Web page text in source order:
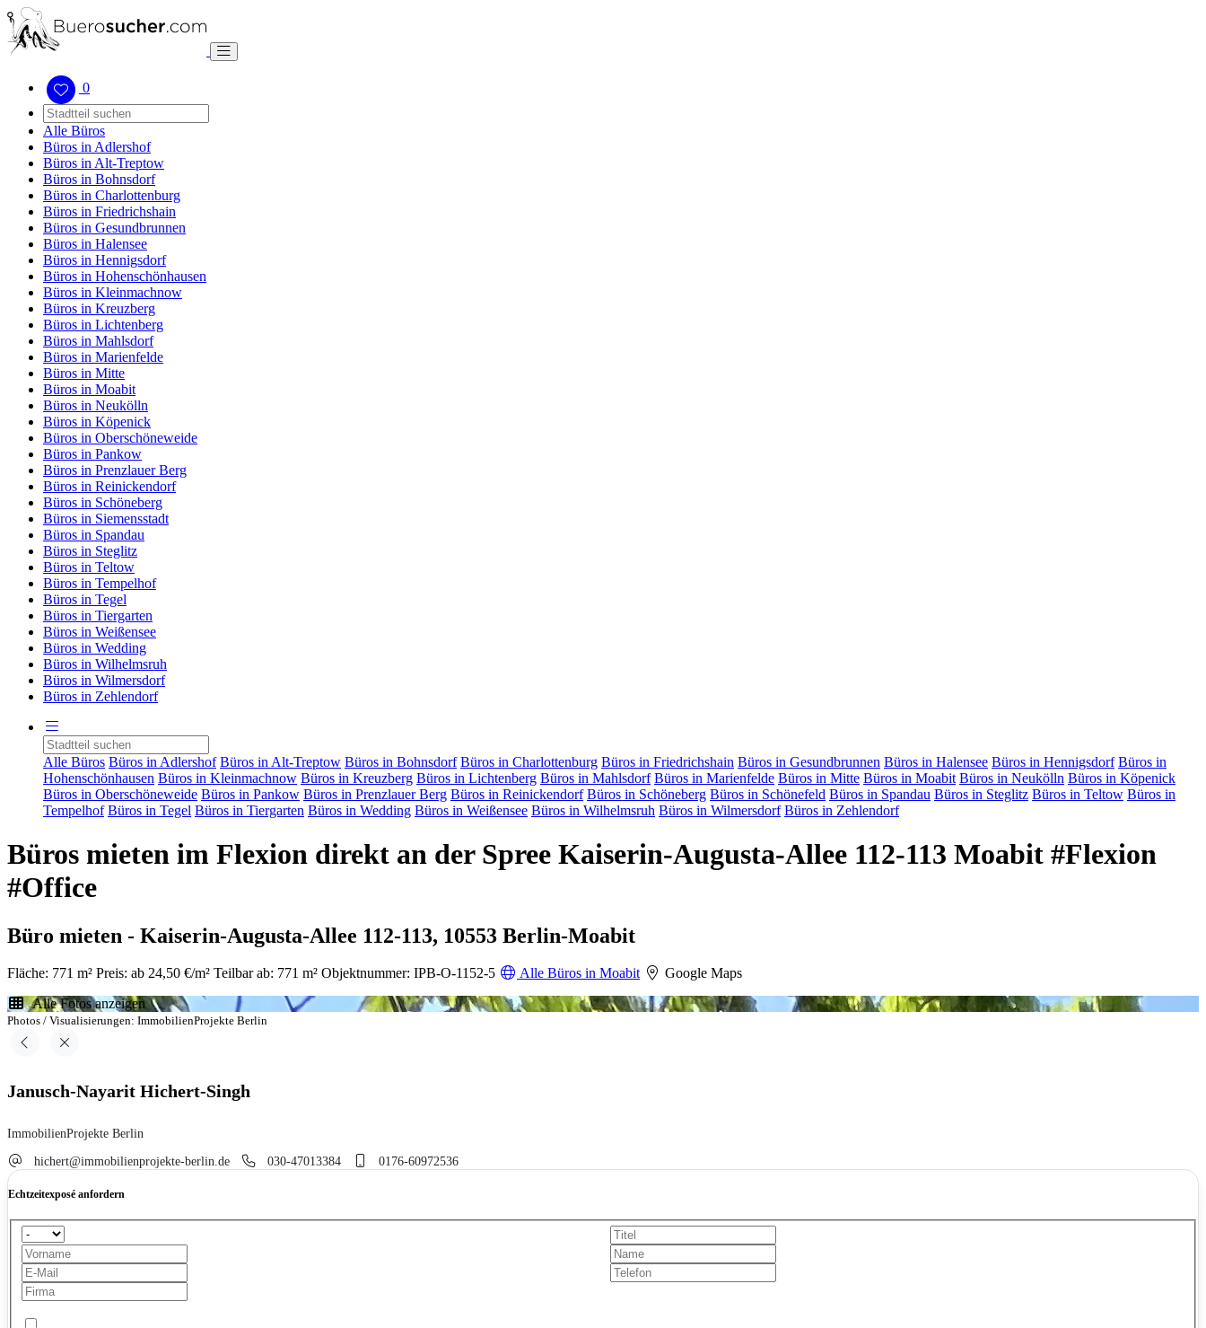
0
Alle Büros
Büros in Adlershof
Büros in Alt-Treptow
Büros in Bohnsdorf
Büros in Charlottenburg
Büros in Friedrichshain
Büros in Gesundbrunnen
Büros in Halensee
Büros in Hennigsdorf
Büros in Hohenschönhausen
Büros in Kleinmachnow
Büros in Kreuzberg
Büros in Lichtenberg
Büros in Mahlsdorf
Büros in Marienfelde
Büros in Mitte
Büros in Moabit
Büros in Neukölln
Büros in Köpenick
Büros in Oberschöneweide
Büros in Pankow
Büros in Prenzlauer Berg
Büros in Reinickendorf
Büros in Schöneberg
Büros in Siemensstadt
Büros in Spandau
Büros in Steglitz
Büros in Teltow
Büros in Tempelhof
Büros in Tegel
Büros in Tiergarten
Büros in Weißensee
Büros in Wedding
Büros in Wilhelmsruh
Büros in Wilmersdorf
Büros in Zehlendorf
Alle Büros Büros in Adlershof Büros in Alt-Treptow Büros in Bohnsdorf Büros in Charlottenburg Büros in Friedrichshain Büros in Gesundbrunnen Büros in Halensee Büros in Hennigsdorf Büros in
Hohenschönhausen Büros in Kleinmachnow Büros in Kreuzberg Büros in Lichtenberg Büros in Mahlsdorf Büros in Marienfelde Büros in Mitte Büros in Moabit Büros in Neukölln Büros in Köpenick
Büros in Oberschöneweide Büros in Pankow Büros in Prenzlauer Berg Büros in Reinickendorf Büros in Schöneberg Büros in Schönefeld Büros in Spandau Büros in Steglitz Büros in Teltow Büros in
Tempelhof Büros in Tegel Büros in Tiergarten Büros in Wedding Büros in Weißensee Büros in Wilhelmsruh Büros in Wilmersdorf Büros in Zehlendorf
Büros mieten im Flexion direkt an der Spree Kaiserin-Augusta-Allee 112-113 Moabit #Flexion
#Office
Büro mieten - Kaiserin-Augusta-Allee 112-113, 10553 Berlin-Moabit
Fläche: 771 m² Preis: ab 24,50 €/m² Teilbar ab: 771 m² Objektnummer: IPB-O-1152-5 Alle Büros in Moabit
Google Maps
Alle Fotos anzeigen
Photos / Visualisierungen: ImmobilienProjekte Berlin
Janusch-Nayarit Hichert-Singh
ImmobilienProjekte Berlin
hichert@immobilienprojekte-berlin.de
030-47013384 0176-60972536
Echtzeitexposé anfordern